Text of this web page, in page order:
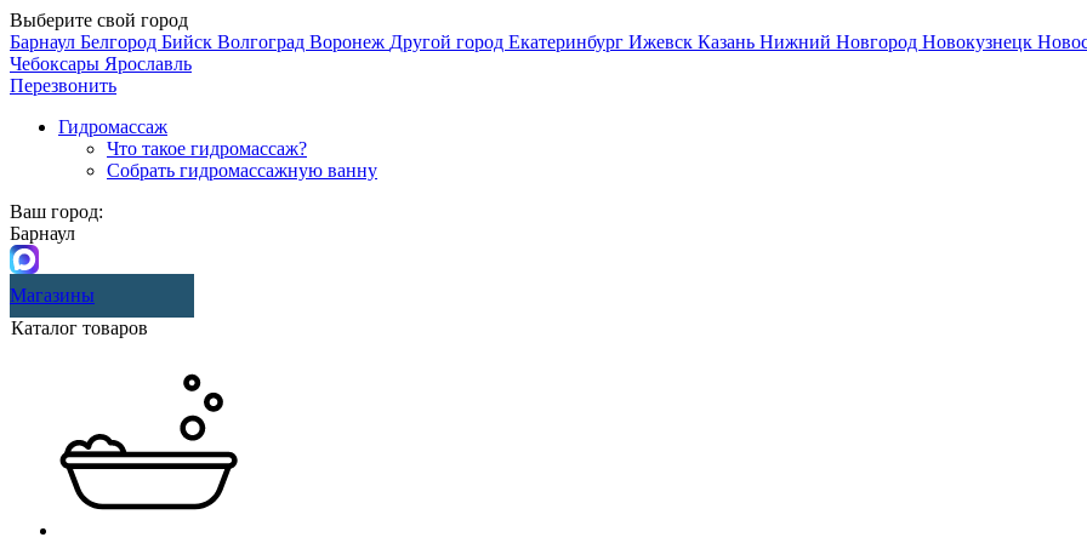
Выберите свой город
Барнаул Белгород Бийск Волгоград Воронеж Другой город Екатеринбург Ижевск Казань Нижний Новгород Новокузнецк
Чебоксары Ярославль
Перезвонить
Гидромассаж
Что такое гидромассаж?
Собрать гидромассажную ванну
Ваш город:
Барнаул
Магазины
Каталог товаров